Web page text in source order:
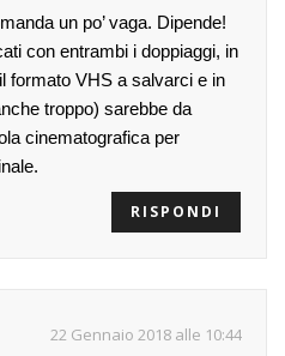
un po’ vaga. Dipende!
con entrambi i doppiaggi, in
formato VHS a salvarci e in
troppo) sarebbe da
cinematografica per
RISPONDI
22 Gennaio 2018 alle 10:44